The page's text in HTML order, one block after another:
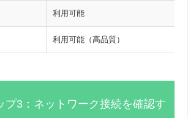
利用可能
利用可能（高品質）
プ3：ネットワーク接続を確認す